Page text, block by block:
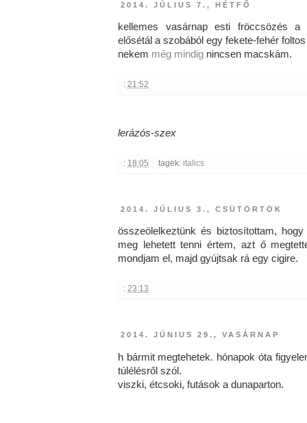
2014. JÚLIUS 7., HÉTFŐ
kellemes vasárnap esti fröccsözés a
elősétál a szobából egy fekete-fehér
nekem még mindig nincsen macskám.
: 21:52
lerázós-szex
: 18:05 tagek: italics
2014. JÚLIUS 3., CSÜTÖRTÖK
összeölelkeztünk és biztosítottam,
meg lehetett tenni értem, azt ő
mondjam el, majd gyújtsak rá egy cigire.
: 23:13
2014. JÚNIUS 29., VASÁRNAP
h bármit megtehetek. hónapok óta
túlélésről szól.
viszki, étcsoki, futások a dunaparton.